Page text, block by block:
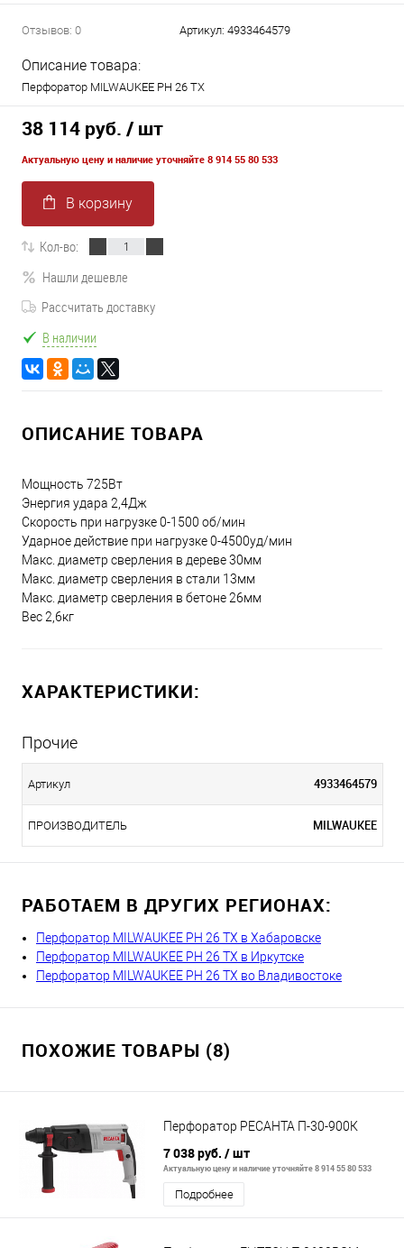
Отзывов: 0 Артикул: 4933464579
Описание товара:
Перфоратор MILWAUKEE PH 26 TX
38 114 руб. / шт
Актуальную цену и наличие уточняйте 8 914 55 80 533
В корзину
Кол-во:
Нашли дешевле
Рассчитать доставку
В наличии
ОПИСАНИЕ ТОВАРА
Мощность 725Вт
Энергия удара 2,4Дж
Скорость при нагрузке 0-1500 об/мин
Ударное действие при нагрузке 0-4500уд/мин
Макс. диаметр сверления в дереве 30мм
Макс. диаметр сверления в стали 13мм
Макс. диаметр сверления в бетоне 26мм
Вес 2,6кг
ХАРАКТЕРИСТИКИ:
Прочие
Артикул 4933464579
ПРОИЗВОДИТЕЛЬ MILWAUKEE
РАБОТАЕМ В ДРУГИХ РЕГИОНАХ:
Перфоратор MILWAUKEE PH 26 TX в Хабаровске
Перфоратор MILWAUKEE PH 26 TX в Иркутске
Перфоратор MILWAUKEE PH 26 TX во Владивостоке
ПОХОЖИЕ ТОВАРЫ (8)
Перфоратор РЕСАНТА П-30-900К
7 038 руб. / шт
Актуальную цену и наличие уточняйте 8 914 55 80 533
Подробнее